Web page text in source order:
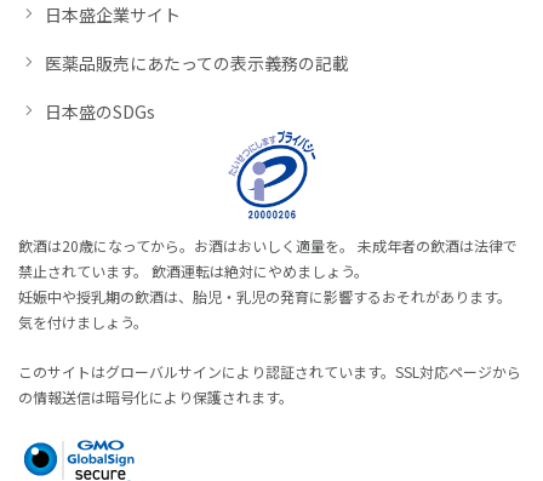
日本盛企業サイト
医薬品販売にあたっての表示義務の記載
日本盛のSDGs
飲酒は20歳になってから。お酒はおいしく適量を。 未成年者の飲酒は法律で
禁止されています。 飲酒運転は絶対にやめましょう。
妊娠中や授乳期の飲酒は、胎児・乳児の発育に影響するおそれがあります。
気を付けましょう。
このサイトはグローバルサインにより認証されています。SSL対応ページから
の情報送信は暗号化により保護されます。